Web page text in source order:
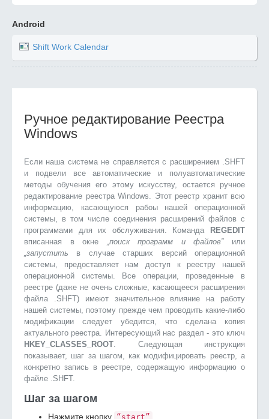
Android
Shift Work Calendar
Ручное редактирование Реестра
Windows
Если наша система не справляется с расширением .SHFT
и подвели все автоматические и полуавтоматические
методы обучения его этому искусству, остается ручное
редактирование реестра Windows. Этот реестр хранит всю
информацию, касающуюся рабоы нашей операционной
системы, в том числе соединения расширений файлов с
программами для их обслуживания. Команда
REGEDIT
вписанная в окне „поиск программ и файлов”или
„запустить в случае старших версий операционной
системы, предоставляет нам доступ к реестру нашей
операционной системы. Все операции, проведенные в
реестре (даже не очень сложные, касающееся расширения
файла .SHFT) имеют значительное влияние на работу
нашей системы, поэтому прежде чем проводить какие-либо
модификации следует убедится, что сделана копия
актуального реестра. Интересующий нас раздел - это ключ
HKEY_CLASSES_ROOT. Следующая инструкция
показывает, шаг за шагом, как модифицировать реестр, а
конкретно запись в реестре, содержащую информацию о
файле .SHFT.
Шаг за шагом
Нажмите кнопку “start”